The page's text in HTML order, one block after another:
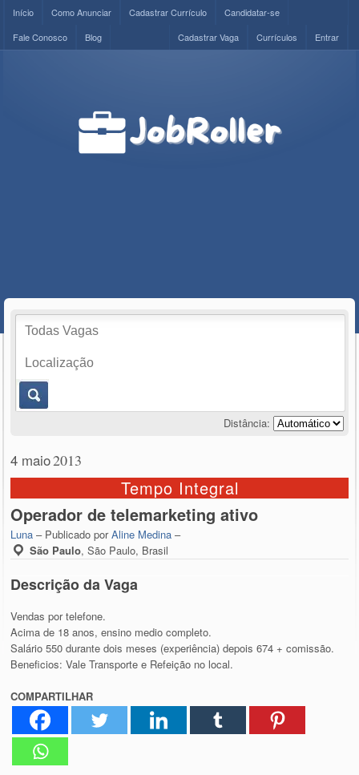
Início Como Anunciar Cadastrar Currículo
Candidatar-se
Fale Conosco
Blog Entrar
Currículos
Cadastrar Vaga
Distância:
4 maio2013
Tempo Integral
Operador de telemarketing ativo
Luna – Publicado porAline Medina –
São Paulo,São Paulo, Brasil
Descrição da Vaga
Vendas por telefone.
Acima de 18 anos, ensino medio completo.
Salário 550 durante dois meses (experiência) depois 674 + comissão.
Beneficios: Vale Transporte e Refeição no local.
COMPARTILHAR